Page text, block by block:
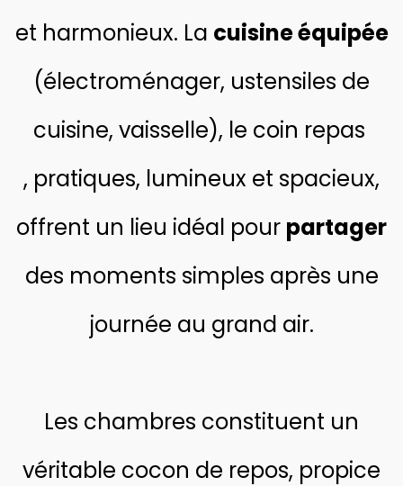
et harmonieux. La cuisine équipée
(électroménager, ustensiles de
cuisine, vaisselle), le coin repas
, pratiques, lumineux et spacieux,
offrent un lieu idéal pour partager
des moments simples après une
journée au grand air.
Les chambres constituent un
véritable cocon de repos, propice